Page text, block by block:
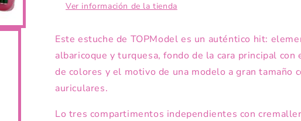
Ver información de la tienda
Este estuche de TOPModel es un auténtico hit:
albaricoque y turquesa, fondo de la cara principal con
de colores y el motivo de una modelo a gran tamaño
auriculares.
Lo tres compartimentos independientes con